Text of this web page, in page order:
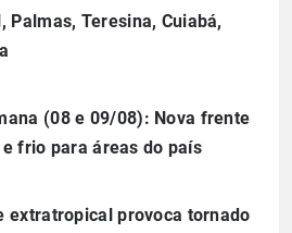
Palmas, Teresina, Cuiabá,
(08 e 09/08): Nova frente
frio para áreas do país
extratropical provoca tornado